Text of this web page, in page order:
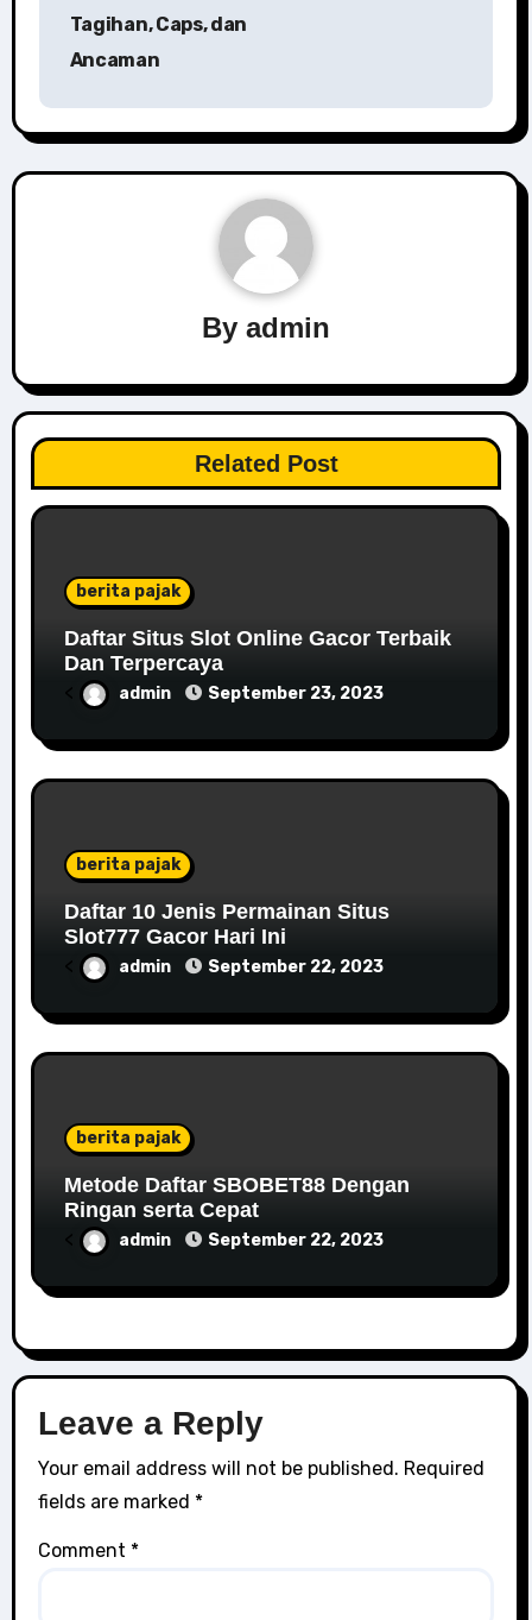
navigation
Tagihan, Caps, dan
Ancaman
By admin
Related Post
berita pajak
Daftar Situs Slot Online Gacor Terbaik
Dan Terpercaya
< admin September 23, 2023
berita pajak
Daftar 10 Jenis Permainan Situs
Slot777 Gacor Hari Ini
< admin September 22, 2023
berita pajak
Metode Daftar SBOBET88 Dengan
Ringan serta Cepat
< admin September 22, 2023
Leave a Reply
Your email address will not be published. Required
fields are marked *
Comment *